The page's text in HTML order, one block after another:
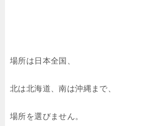
場所は日本全国、
北は北海道、南は沖縄まで、
場所を選びません。